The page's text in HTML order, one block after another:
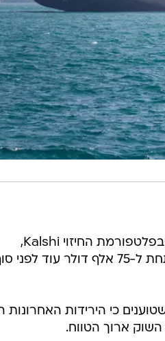
בינתיים, חלק מהמשקיעים מתחילים לחשוש מירידות נוספות כשבפלטפורמת החיזוי Kalshi,
הסוחרים מעניקים כעת סיכוי של כ-60% לכך שהביטקוין ירד מתחת ל-75 אלף דולר עוד
כי הירידות האחרונות
השוק ארוך הטווח.